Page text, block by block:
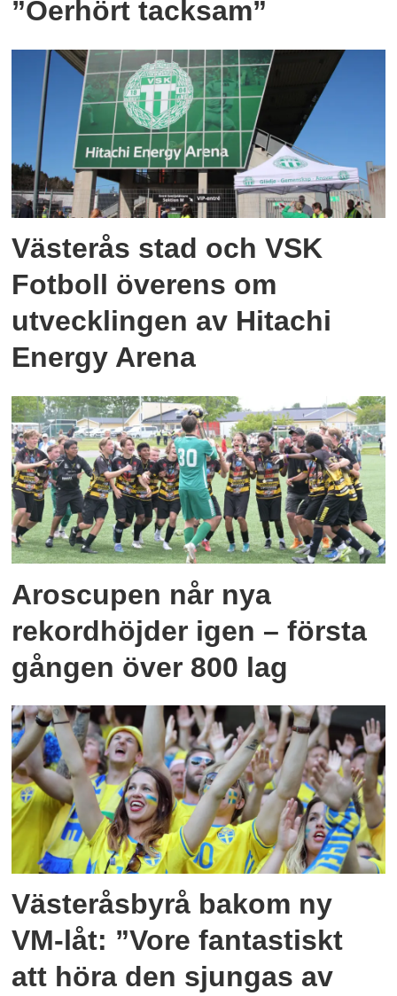
”Oerhört tacksam”
Västerås stad och VSK
Fotboll överens om
utvecklingen av Hitachi
Energy Arena
Aroscupen når nya
rekordhöjder igen – första
gången över 800 lag
Västeråsbyrå bakom ny
VM-låt: ”Vore fantastiskt
att höra den sjungas av